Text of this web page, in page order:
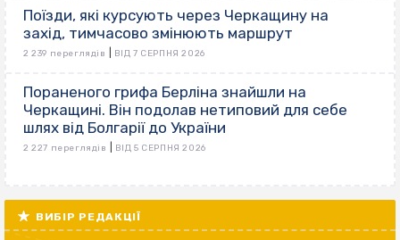
Поїзди, які курсують через Черкащину на
захід, тимчасово змінюють маршрут
2 239 переглядів ВІД 7 СЕРПНЯ 2026
Пораненого грифа Берліна знайшли на
Черкащині. Він подолав нетиповий для себе
шлях від Болгарії до України
2 227 переглядів ВІД 5 СЕРПНЯ 2026
ВИБІР РЕДАКЦІЇ